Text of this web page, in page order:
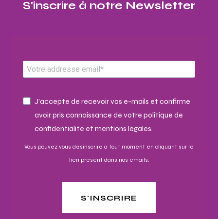
S'inscrire à notre Newsletter​
J'accepte de recevoir vos e-mails et confirme
avoir pris connaissance de votre politique de
confidentialité et mentions légales.
Vous pouvez vous désinscrire à tout moment en cliquant sur le
lien présent dans nos emails.
S'INSCRIRE